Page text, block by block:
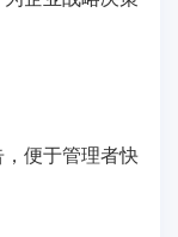
便于管理者快